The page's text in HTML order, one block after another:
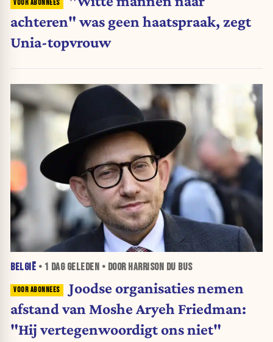
achteren" was geen haatspraak, zegt
Unia-topvrouw
BELGIË • 1 DAGGELEDEN • DOOR HARRISON DU BUS
Joodse organisaties nemen
afstand van Moshe Aryeh Friedman:
"Hij vertegenwoordigt ons niet"